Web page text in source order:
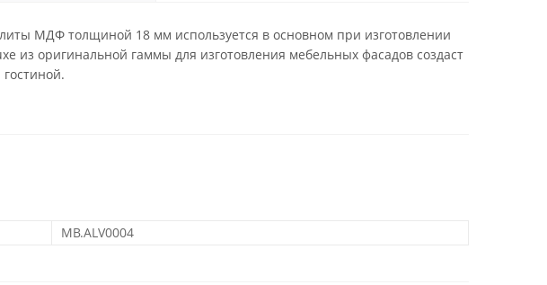
МДФ толщиной 18 мм используется в основном при изготовлении
из оригинальной гаммы для изготовления мебельных фасадов создаст
MB.ALV0004